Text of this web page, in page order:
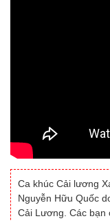
Ca khúc Cải lương
Nguyễn Hữu Quốc
Cải Lương. Các bạn